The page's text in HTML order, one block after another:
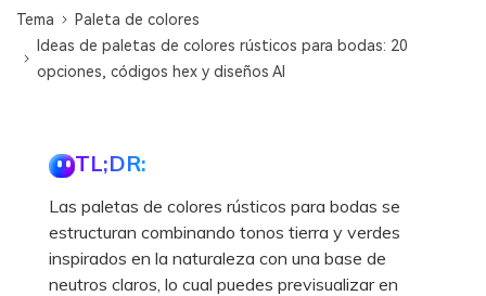
Tema
Paleta de colores
Ideas de paletas de colores rústicos para bodas: 20
opciones, códigos hex y diseños AI
TL;DR:
Las paletas de colores rústicos para bodas se
estructuran combinando tonos tierra y verdes
inspirados en la naturaleza con una base de
neutros claros, lo cual puedes previsualizar en